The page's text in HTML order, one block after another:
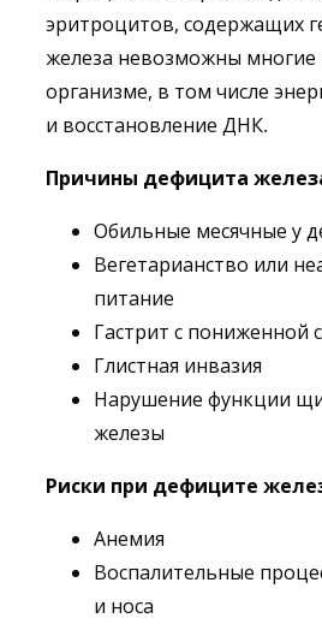
эритроцитов, содержащих
железа невозможны многие
организме, в том числе
и восстановление ДНК.
Причины дефицита
Обильные месячные у
Вегетарианство или
питание
Гастрит с пониженной
Глистная инвазия
Нарушение функции
железы
Риски при дефиците
Анемия
Воспалительные
и носа